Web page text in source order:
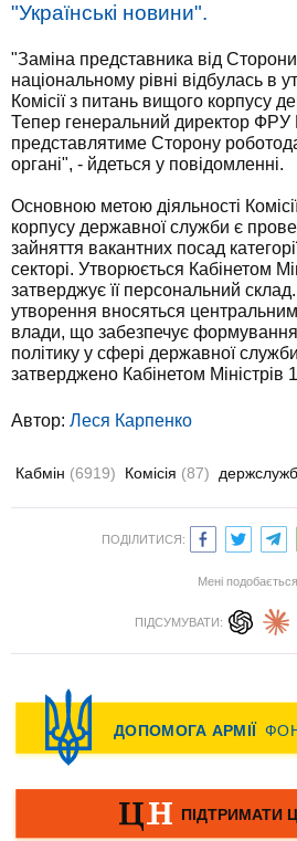
"Українські новини".
"Заміна представника від
національному рівні відбулась в
Комісії з питань вищого корпусу
Тепер генеральний директор ФРУ
представлятиме Сторону
органі", - йдеться у повідомленні.
Основною метою діяльності
корпусу державної служби є
зайняття вакантних посад
секторі. Утворюється Кабінетом
затверджує її персональний
утворення вносяться
влади, що забезпечує
політику у сфері державної
затверджено Кабінетом Міністрів
Автор: Леся Карпенко
Кабмін (6919) Комісія (87)
ПОДІЛИТИСЯ:
Мені подобається
ПІДСУМУВАТИ: